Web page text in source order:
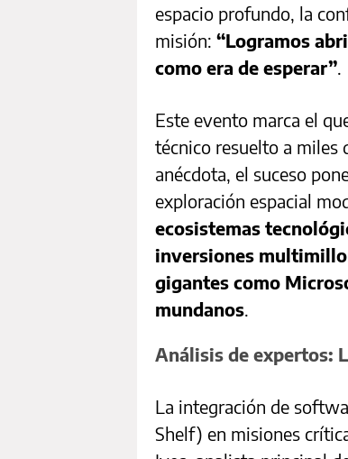
espacio profundo, la
misión: “Logramos
como era de esperar”.
Este evento marca el
técnico resuelto a miles
anécdota, el suceso
exploración espacial
ecosistemas
inversiones
gigantes como
mundanos.
Análisis de expertos:
La integración de
Shelf) en misiones